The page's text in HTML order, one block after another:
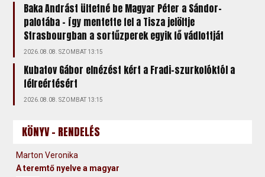
Baka Andrást ültetné be Magyar Péter a Sándor-
palotába – így mentette fel a Tisza jelöltje
Strasbourgban a sortűzperek egyik fő vádlottját
2026.08.08. SZOMBAT 13:15
Kubatov Gábor elnézést kért a Fradi-szurkolóktól a
félreértésért
2026.08.08. SZOMBAT 13:15
KÖNYV - RENDELÉS
Marton Veronika
A teremtő nyelve a magyar